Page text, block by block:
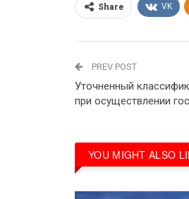
Share VK
PREV POST
Уточненный
при осуществлении
YOU MIGHT ALSO